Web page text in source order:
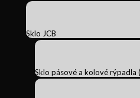
Sklo JCB
Sklo pásové a kolové rýpadla